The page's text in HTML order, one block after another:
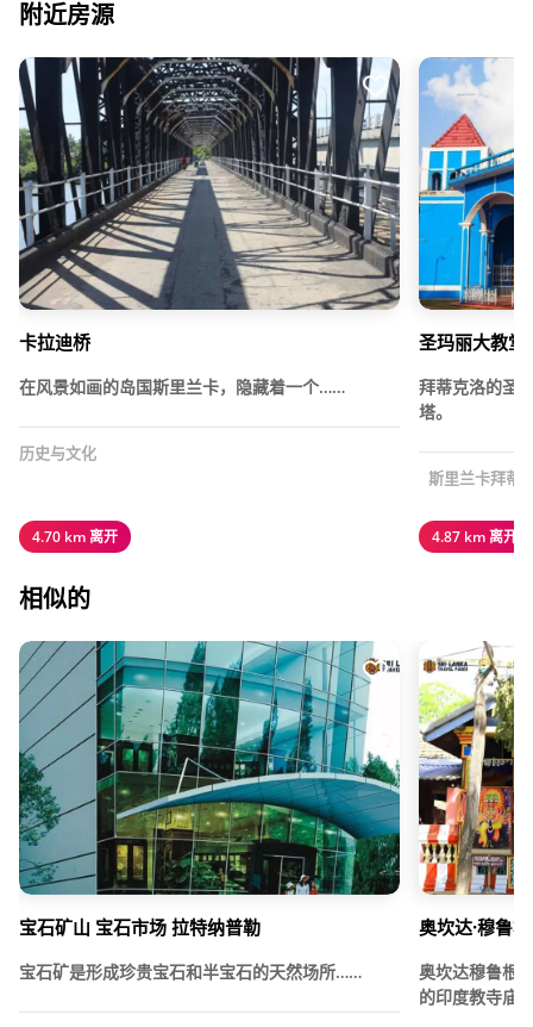
附近房源
卡拉迪桥
在风景如画的岛国斯里兰卡，隐藏着一个……
历史与文化
4.70 km 离开
圣玛丽大教堂
拜蒂克洛的圣
塔。
斯里兰卡拜蒂
4.87 km 离开
相似的
宝石矿山 宝石市场 拉特纳普勒
宝石矿是形成珍贵宝石和半宝石的天然场所……
奥坎达·穆鲁
奥坎达穆鲁根
的印度教寺庙